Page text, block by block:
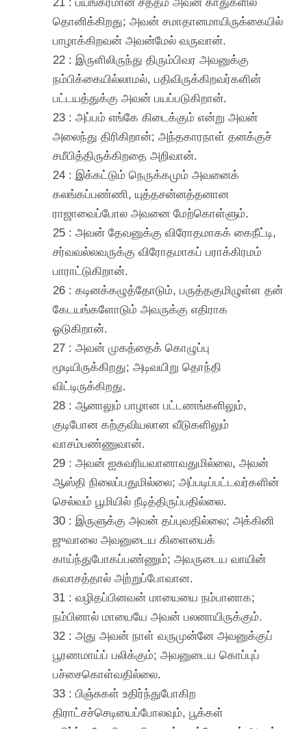
தொனிக்கிறது; அவன் சமாதானமாயிருக்கையில்
பாழாக்கிறவன் அவன்மேல் வருவான்.
22 : இருளிலிருந்து திரும்பிவர அவனுக்கு
நம்பிக்கையில்லாமல், பதிவிருக்கிறவர்களின்
பட்டயத்துக்கு அவன் பயப்படுகிறான்.
23 : அப்பம் எங்கே கிடைக்கும் என்று அவன்
அலைந்து திரிகிறான்; அந்தகாரநாள் தனக்குச்
சமீபித்திருக்கிறதை அறிவான்.
24 : இக்கட்டும் நெருக்கமும் அவனைக்
கலங்கப்பண்ணி, யுத்தசன்னத்தனான
ராஜாவைப்போல அவனை மேற்கொள்ளும்.
25 : அவன் தேவனுக்கு விரோதமாகக் கைநீட்டி,
சர்வவல்லவருக்கு விரோதமாகப் பராக்கிரமம்
பாராட்டுகிறான்.
26 : கடினக்கழுத்தோடும், பருத்தகுமிழுள்ள தன்
கேடயங்களோடும் அவருக்கு எதிராக
ஓடுகிறான்.
27 : அவன் முகத்தைக் கொழுப்பு
மூடியிருக்கிறது; அடிவயிறு தொந்தி
விட்டிருக்கிறது.
28 : ஆனாலும் பாழான பட்டணங்களிலும்,
குடிபோன கற்குவியலான வீடுகளிலும்
வாசம்பண்ணுவான்.
29 : அவன் ஐசுவரியவானாவதுமில்லை, அவன்
ஆஸ்தி நிலைப்பதுமில்லை; அப்படிப்பட்டவர்களின்
செல்வம் பூமியில் நீடித்திருப்பதில்லை.
30 : இருளுக்கு அவன் தப்புவதில்லை; அக்கினி
ஜுவாலை அவனுடைய கிளையைக்
காய்ந்துபோகப்பண்ணும்; அவருடைய வாயின்
சுவாசத்தால் அற்றுப்போவான.
31 : வழிதப்பினவன் மாயையை நம்பானாக;
நம்பினால் மாயையே அவன் பலனாயிருக்கும்.
32 : அது அவன் நாள் வருமுன்னே அவனுக்குப்
பூரணமாய்ப் பலிக்கும்; அவனுடைய கொப்புப்
பச்சைகொள்வதில்லை.
33 : பிஞ்சுகள் உதிர்ந்துபோகிற
திராட்சச்செடியைப்போலவும், பூக்கள்